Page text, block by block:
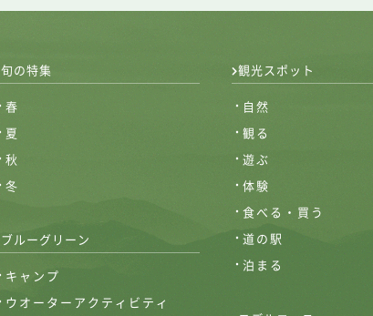
旬の特集
春
夏
秋
冬
ブルーグリーン
キャンプ
ウオーターアクティビティ
観光スポット
自然
観る
遊ぶ
体験
食べる・買う
道の駅
泊まる